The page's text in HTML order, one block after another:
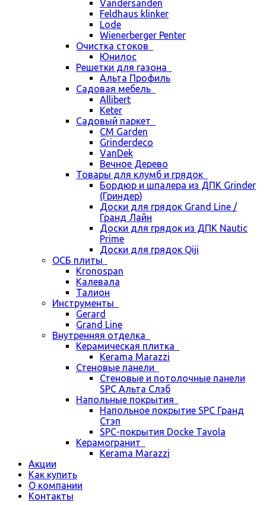
Vandersanden
Feldhaus klinker
Lode
Wienerberger Penter
Очистка стоков
Юнилос
Решетки для газона
Альта Профиль
Садовая мебель
Allibert
Keter
Садовый паркет
CM Garden
Grinderdeco
VanDek
Вечное Дерево
Товары для клумб и грядок
Бордюр и шпалера из ДПК Grinder
(Гриндер)
Доски для грядок Grand Line /
Гранд Лайн
Доски для грядок из ДПК Nautic
Prime
Доски для грядок Qiji
ОСБ плиты
Kronospan
Калевала
Талион
Инструменты
Gerard
Grand Line
Внутренняя отделка
Керамическая плитка
Kerama Marazzi
Стеновые панели
Стеновые и потолочные панели
SPC Альта Слэб
Напольные покрытия
Напольное покрытие SPC Гранд
Стэп
SPC-покрытия Docke Tavola
Керамогранит
Kerama Marazzi
Акции
Как купить
О компании
Контакты